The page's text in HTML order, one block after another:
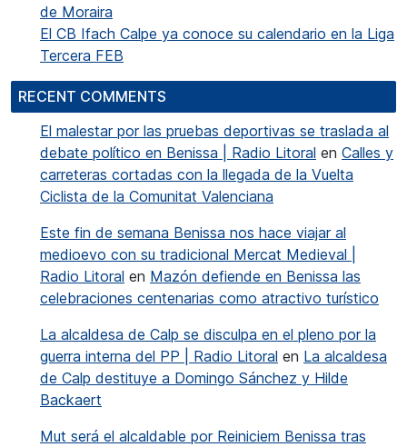
de Moraira
El CB Ifach Calpe ya conoce su calendario en la Liga
Tercera FEB
RECENT COMMENTS
El malestar por las pruebas deportivas se traslada al
debate político en Benissa | Radio Litoral en Calles y
carreteras cortadas con la llegada de la Vuelta
Ciclista de la Comunitat Valenciana
Este fin de semana Benissa nos hace viajar al
medioevo con su tradicional Mercat Medieval |
Radio Litoral en Mazón defiende en Benissa las
celebraciones centenarias como atractivo turístico
La alcaldesa de Calp se disculpa en el pleno por la
guerra interna del PP | Radio Litoral en La alcaldesa
de Calp destituye a Domingo Sánchez y Hilde
Backaert
Mut será el alcaldable por Reiniciem Benissa tras